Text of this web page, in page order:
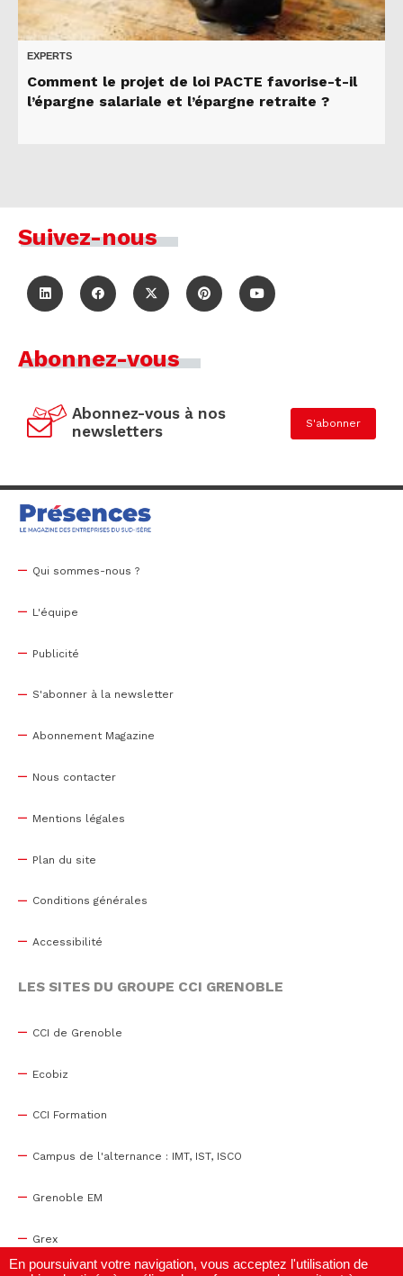
EXPERTS
Comment le projet de loi PACTE favorise-t-il
l’épargne salariale et l’épargne retraite ?
Suivez-nous
Abonnez-vous
Abonnez-vous à nos
newsletters
S'abonner
Qui sommes-nous ?
L'équipe
Publicité
S'abonner à la newsletter
Abonnement Magazine
Nous contacter
Mentions légales
Plan du site
Conditions générales
Accessibilité
LES SITES DU GROUPE CCI GRENOBLE
CCI de Grenoble
Ecobiz
CCI Formation
Campus de l'alternance : IMT, IST, ISCO
Grenoble EM
Grex
En poursuivant votre navigation, vous acceptez l'utilisation de